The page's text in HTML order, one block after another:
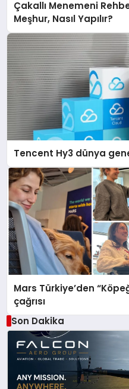
Çakallı Menemeni
Meşhur, Nasıl Yapılır?
Tencent Hy3 dünya
Mars Türkiye’den
çağrısı
Son Dakika